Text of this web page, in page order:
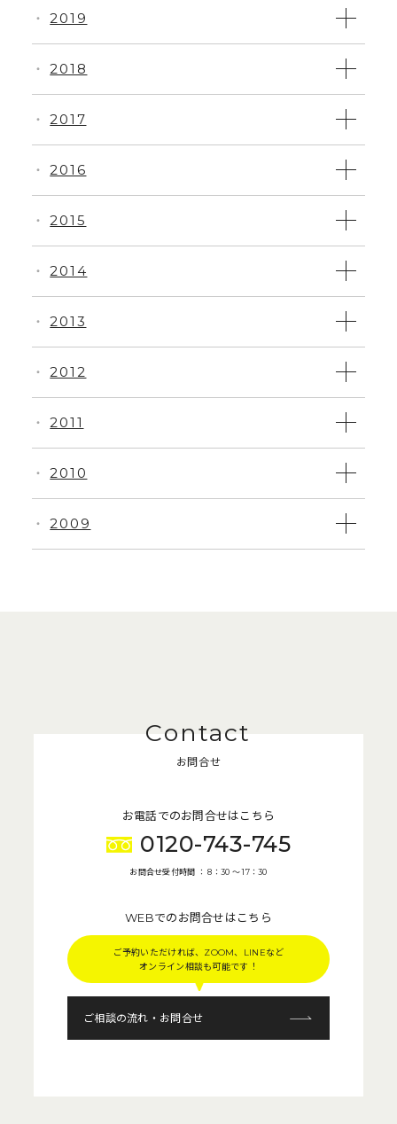
・ 2009
・ 2010
・ 2011
・ 2012
・ 2013
・ 2014
・ 2015
・ 2016
・ 2017
・ 2018
・ 2019
お問合せ
お電話でのお問合せはこちら
0120-743-745
お問合せ受付時間 ： 8：30 〜 17：30
WEBでのお問合せはこちら
ご予約いただければ、ZOOM、LINEなど
オンライン相談も可能です！
ご相談の流れ・お問合せ